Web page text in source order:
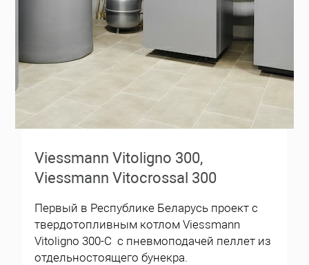
Viessmann Vitoligno 300,
Viessmann Vitocrossal 300
Первый в Республике Беларусь проект с
твердотопливным котлом Viessmann
Vitoligno 300-C с пневмоподачей пеллет из
отдельностоящего бунекра.